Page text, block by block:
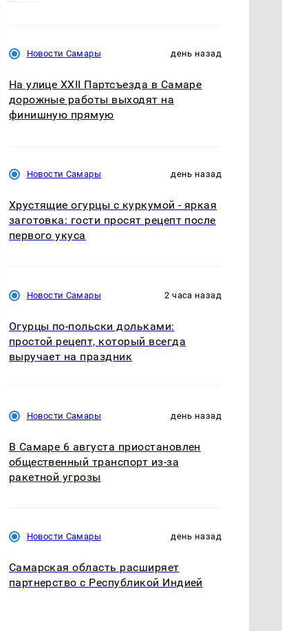
Новости Самары день назад
На улице XXII Партсъезда в Самаре
дорожные работы выходят на
финишную прямую
Новости Самары день назад
Хрустящие огурцы с куркумой - яркая
заготовка: гости просят рецепт после
первого укуса
Новости Самары 2 часа назад
Огурцы по‑польски дольками:
простой рецепт, который всегда
выручает на праздник
Новости Самары день назад
В Самаре 6 августа приостановлен
общественный транспорт из-за
ракетной угрозы
Новости Самары день назад
Самарская область расширяет
партнерство с Республикой Индией